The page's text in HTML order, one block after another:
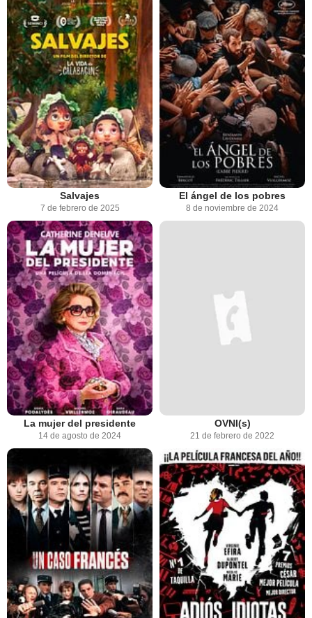
Salvajes
7 de febrero de 2025
El ángel de los pobres
8 de noviembre de 2024
La mujer del presidente
14 de agosto de 2024
OVNI(s)
21 de febrero de 2022